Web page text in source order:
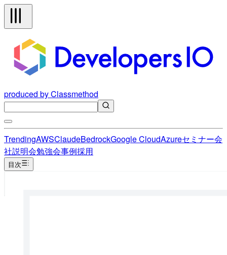
produced by Classmethod
TrendingAWSClaudeBedrockGoogle CloudAzureセミナー会
社説明会勉強会事例採用
目次